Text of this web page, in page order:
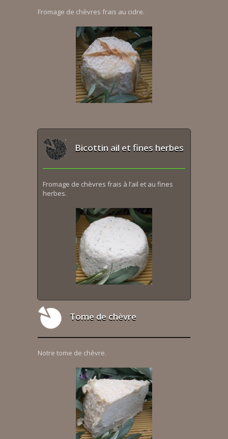
Fromage de chèvres frais au cidre.
Bicottin ail et fines herbes
Fromage de chèvres frais à l’ail et au fines
herbes.
Tome de chèvre
Notre tome de chèvre.